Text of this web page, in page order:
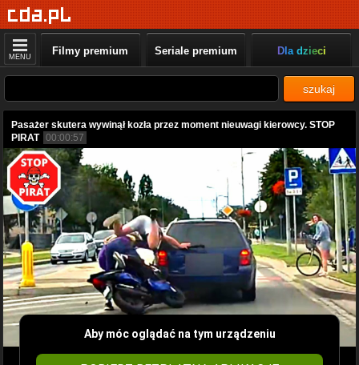
MENU Filmy premium Seriale premium Dla dzieci
szukaj
Pasażer skutera wywinął kozła przez moment nieuwagi kierowcy. STOP
PIRAT 00:00:57
Aby móc oglądać na tym urządzeniu